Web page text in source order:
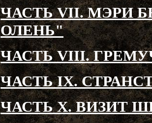
ЧАСТЬ VII. МЭРИ
ОЛЕНЬ"
ЧАСТЬ VIII.
ЧАСТЬ IX.
ЧАСТЬ X. ВИЗИТ